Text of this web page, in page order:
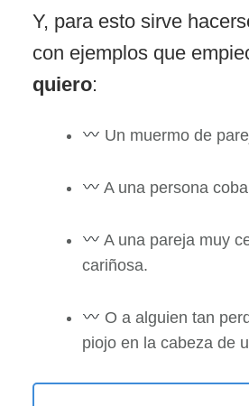
Y, para esto sirve
con ejemplos que
quiero:
Un muermo de
A una persona
A una pareja muy
cariñosa.
O a alguien tan
piojo en la cabeza de